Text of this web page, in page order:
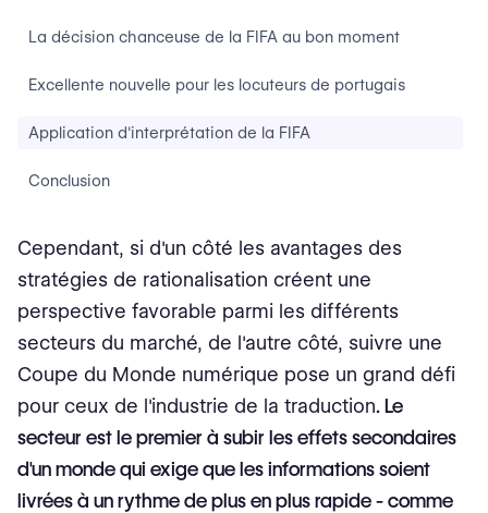
La décision chanceuse de la FIFA au bon moment
Excellente nouvelle pour les locuteurs de portugais
Application d'interprétation de la FIFA
Conclusion
Cependant, si d'un côté les avantages des
stratégies de rationalisation créent une
perspective favorable parmi les différents
secteurs du marché, de l'autre côté, suivre une
Coupe du Monde numérique pose un grand défi
pour ceux de l'industrie de la traduction. Le
secteur est le premier à subir les effets secondaires
d'un monde qui exige que les informations soient
livrées à un rythme de plus en plus rapide - comme